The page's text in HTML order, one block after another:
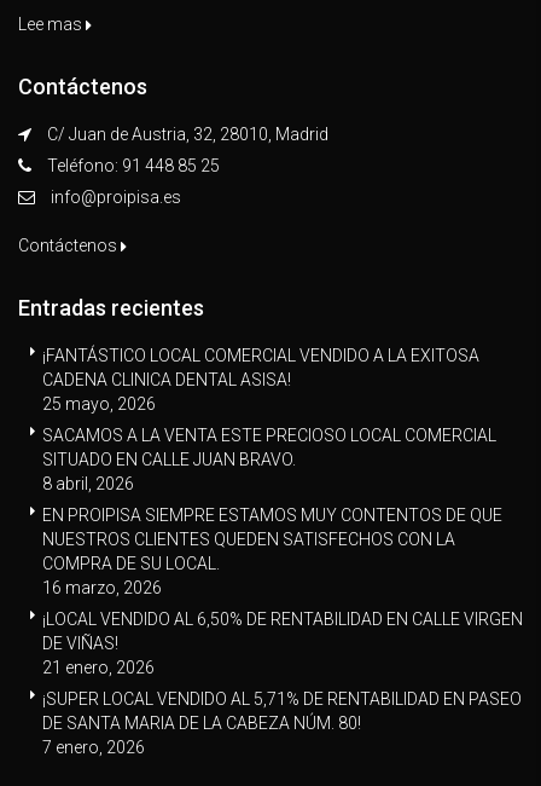
Lee mas
Contáctenos
C/ Juan de Austria, 32, 28010, Madrid
Teléfono: 91 448 85 25
info@proipisa.es
Contáctenos
Entradas recientes
¡FANTÁSTICO LOCAL COMERCIAL VENDIDO A LA EXITOSA
CADENA CLINICA DENTAL ASISA!
25 mayo, 2026
SACAMOS A LA VENTA ESTE PRECIOSO LOCAL COMERCIAL
SITUADO EN CALLE JUAN BRAVO.
8 abril, 2026
EN PROIPISA SIEMPRE ESTAMOS MUY CONTENTOS DE QUE
NUESTROS CLIENTES QUEDEN SATISFECHOS CON LA
COMPRA DE SU LOCAL.
16 marzo, 2026
¡LOCAL VENDIDO AL 6,50% DE RENTABILIDAD EN CALLE VIRGEN
DE VIÑAS!
21 enero, 2026
¡SUPER LOCAL VENDIDO AL 5,71% DE RENTABILIDAD EN PASEO
DE SANTA MARIA DE LA CABEZA NÚM. 80!
7 enero, 2026